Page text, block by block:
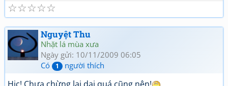
☆
☆
☆
☆
☆
Nguyệt Thu
Nhặt lá mùa xưa
Ngày gửi: 10/11/2009 06:05
Có
1 người thích